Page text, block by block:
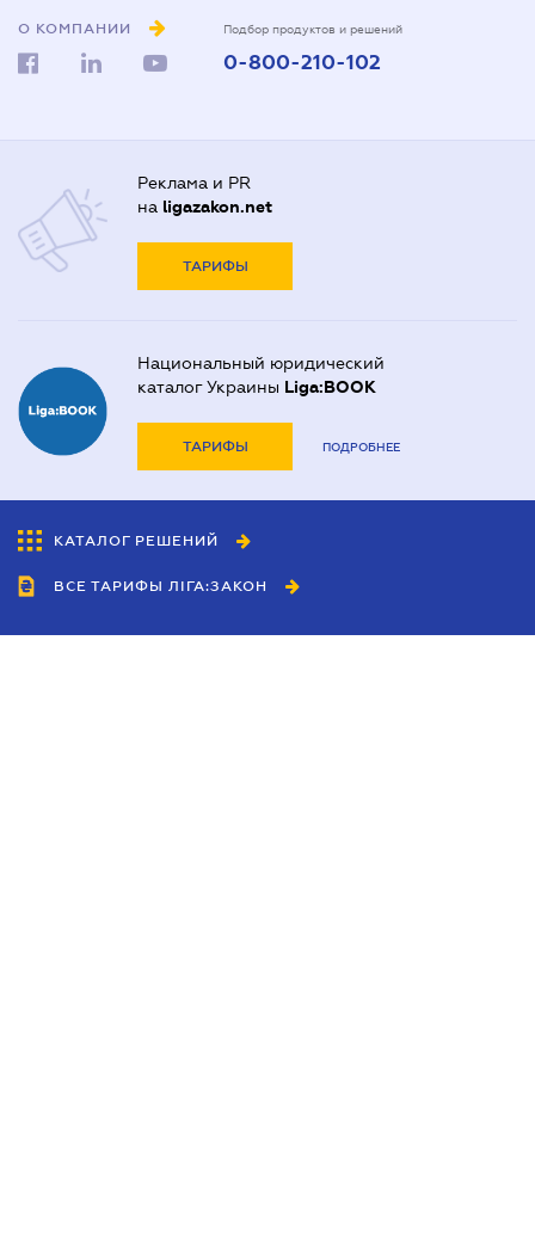
О КОМПАНИИ Подбор продуктов и решений
0-800-210-102
Реклама и PR
на ligazakon.net
ТАРИФЫ
Национальный юридический
каталог Украины Liga:BOOK
ТАРИФЫ ПОДРОБНЕЕ
КАТАЛОГ РЕШЕНИЙ
ВСЕ ТАРИФЫ ЛІГА:ЗАКОН